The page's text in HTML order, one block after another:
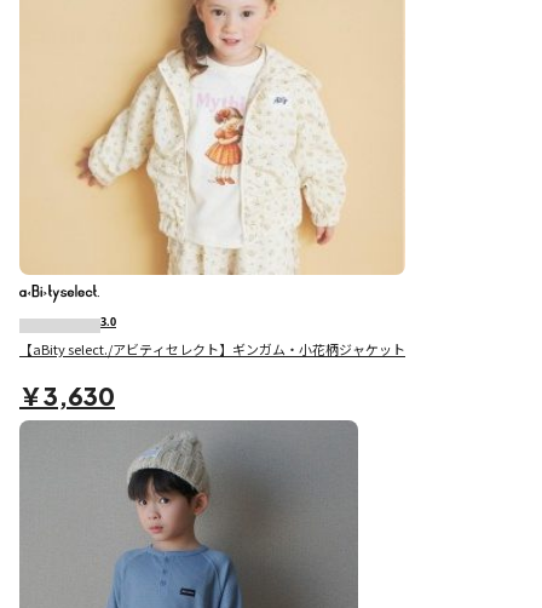
3.0
【aBity select./アビティセレクト】ギンガム・小花柄ジャケット
￥3,630